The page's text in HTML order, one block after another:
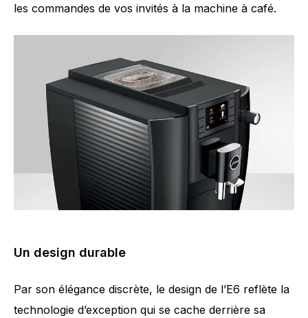
les commandes de vos invités à la machine à café.
Un design durable
Par son élégance discrète, le design de l’E6 reflète la
technologie d’exception qui se cache derrière sa